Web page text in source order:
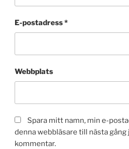
E-postadress*
Webbplats
Spara mitt namn, min e-
denna webbläsare till nästa gång
kommentar.